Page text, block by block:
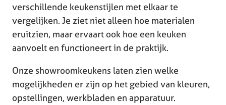
verschillende keukenstijlen met elkaar te
vergelijken. Je ziet niet alleen hoe materialen
eruitzien, maar ervaart ook hoe een keuken
aanvoelt en functioneert in de praktijk.
Onze showroomkeukens laten zien welke
mogelijkheden er zijn op het gebied van kleuren,
opstellingen, werkbladen en apparatuur.